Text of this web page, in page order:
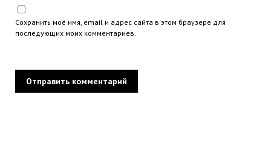
Сохранить моё имя, email и адрес сайта в этом браузере для
последующих моих комментариев.